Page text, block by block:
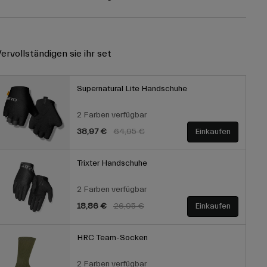
sie ihr set
Supernatural Lite Handschuhe
2 Farben verfügbar
Price reduced from
64,95 €to
38,97 € Einkaufen
Trixter Handschuhe
2 Farben verfügbar
Price reduced from
26,95 €to
18,86 € Einkaufen
HRC Team-Socken
2 Farben verfügbar